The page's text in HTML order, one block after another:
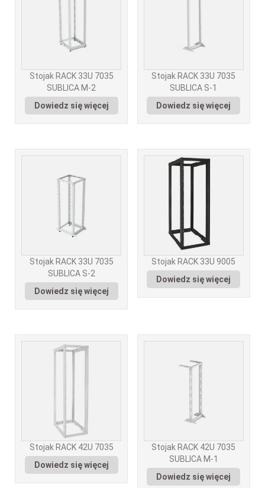
Stojak RACK 33U 7035
SUBLICA M-2
Dowiedz się więcej
Stojak RACK 33U 7035
SUBLICA S-1
Dowiedz się więcej
Stojak RACK 33U 7035
SUBLICA S-2
Dowiedz się więcej
Stojak RACK 33U 9005
Dowiedz się więcej
Stojak RACK 42U 7035
Dowiedz się więcej
Stojak RACK 42U 7035
SUBLICA M-1
Dowiedz się więcej